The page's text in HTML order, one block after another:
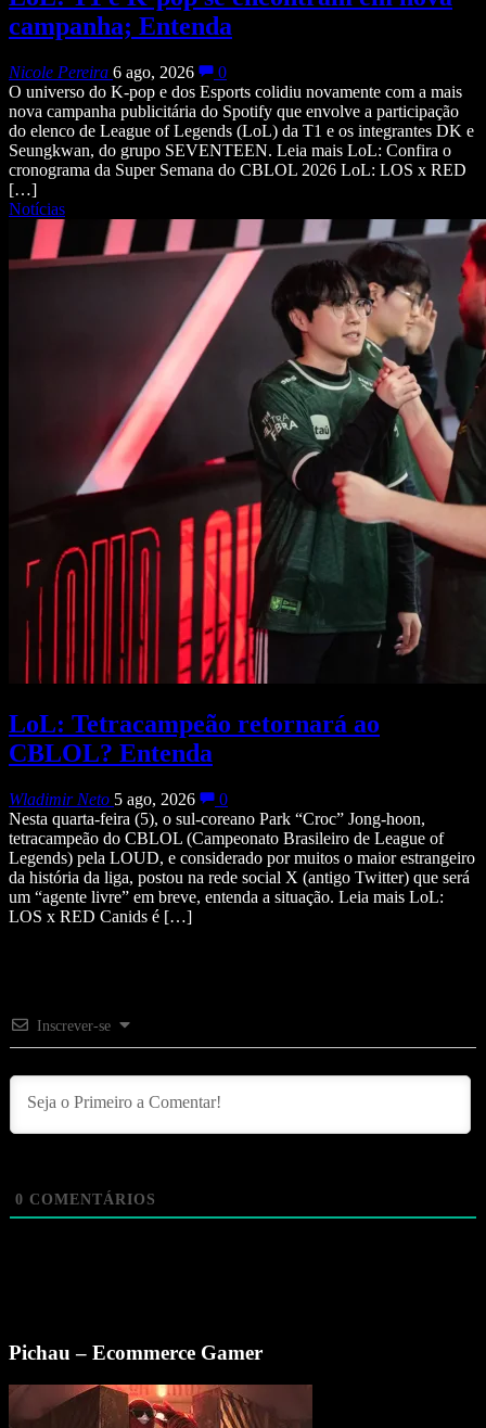
campanha; Entenda
Nicole Pereira 6 ago, 2026
0
O universo do K-pop e dos Esports colidiu novamente com a mais
nova campanha publicitária do Spotify que envolve a participação
do elenco de League of Legends (LoL) da T1 e os integrantes DK e
Seungkwan, do grupo SEVENTEEN. Leia mais LoL: Confira o
cronograma da Super Semana do CBLOL 2026 LoL: LOS x RED
[…]
Notícias
LoL: Tetracampeão retornará ao
CBLOL? Entenda
Wladimir Neto 5 ago, 2026
0
Nesta quarta-feira (5), o sul-coreano Park “Croc” Jong-hoon,
tetracampeão do CBLOL (Campeonato Brasileiro de League of
Legends) pela LOUD, e considerado por muitos o maior estrangeiro
da história da liga, postou na rede social X (antigo Twitter) que será
um “agente livre” em breve, entenda a situação. Leia mais LoL:
LOS x RED Canids é […]
Inscrever-se
0 COMENTÁRIOS
Pichau – Ecommerce Gamer